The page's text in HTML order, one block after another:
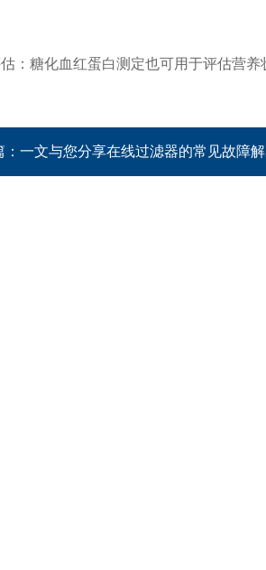
糖化血红蛋白测定也可用于评估营养
： 一文与您分享在线过滤器的常见故障